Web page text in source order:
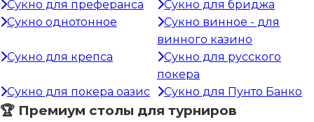
Сукно для преферанса
Сукно для бриджа
Сукно однотонное
Сукно винное - для
винного казино
Сукно для крепса
Сукно для русского
покера
Сукно для покера оазис
Сукно для Пунто Банко
🏆 Премиум столы для турниров